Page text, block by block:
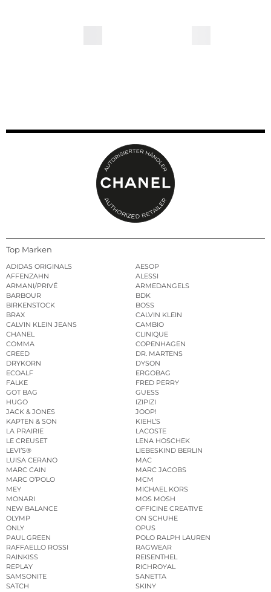
Top Marken
ADIDAS ORIGINALS
AESOP
AFFENZAHN
ALESSI
ARMANI/PRIVÉ
ARMEDANGELS
BARBOUR
BDK
BIRKENSTOCK
BOSS
BRAX
CALVIN KLEIN
CALVIN KLEIN JEANS
CAMBIO
CHANEL
CLINIQUE
COMMA
COPENHAGEN
CREED
DR. MARTENS
DRYKORN
DYSON
ECOALF
ERGOBAG
FALKE
FRED PERRY
GOT BAG
GUESS
HUGO
IZIPIZI
JACK & JONES
JOOP!
KAPTEN & SON
KIEHL’S
LA PRAIRIE
LACOSTE
LE CREUSET
LENA HOSCHEK
LEVI’S®
LIEBESKIND BERLIN
LUISA CERANO
MAC
MARC CAIN
MARC JACOBS
MARC O’POLO
MCM
MEY
MICHAEL KORS
MONARI
MOS MOSH
NEW BALANCE
OFFICINE CREATIVE
OLYMP
ON SCHUHE
ONLY
OPUS
PAUL GREEN
POLO RALPH LAUREN
RAFFAELLO ROSSI
RAGWEAR
RAINKISS
REISENTHEL
REPLAY
RICHROYAL
SAMSONITE
SANETTA
SATCH
SKINY